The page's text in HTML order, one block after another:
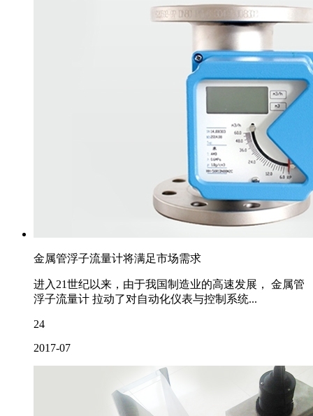
金属管浮子流量计将满足市场需求
进入21世纪以来，由于我国制造业的高速发展， 金属管
浮子流量计 拉动了对自动化仪表与控制系统...
24
2017-07